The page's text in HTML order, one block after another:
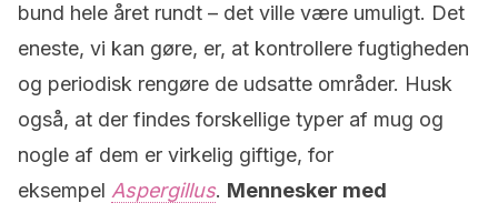
bund hele året rundt – det ville være umuligt. Det
eneste, vi kan gøre, er, at kontrollere fugtigheden
og periodisk rengøre de udsatte områder. Husk
også, at der findes forskellige typer af mug og
nogle af dem er virkelig giftige, for
eksempel Aspergillus. Mennesker med